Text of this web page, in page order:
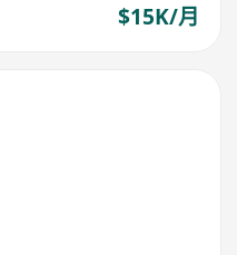
$15K/月